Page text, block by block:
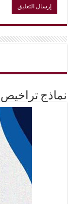
نماذج تراخيص